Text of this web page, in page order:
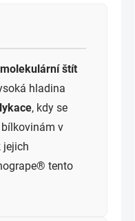
molekulární štít
hladina
, kdy se
bílkovinám v
jejich
tento